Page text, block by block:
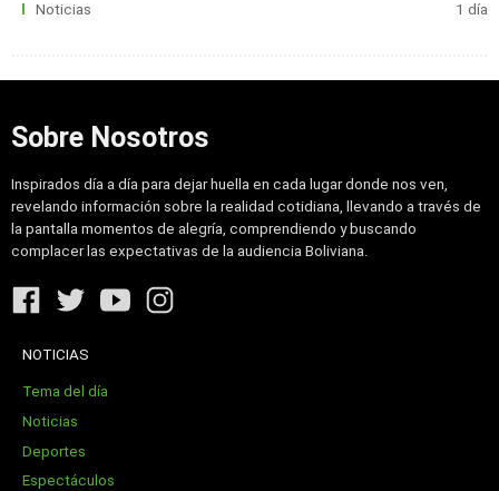
Noticias 1 día
Sobre Nosotros
Inspirados día a día para dejar huella en cada lugar donde nos ven,
revelando información sobre la realidad cotidiana, llevando a través de
la pantalla momentos de alegría, comprendiendo y buscando
complacer las expectativas de la audiencia Boliviana.
NOTICIAS
Tema del día
Noticias
Deportes
Espectáculos